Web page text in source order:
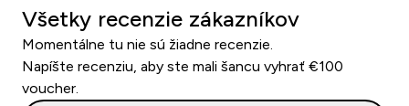
Všetky recenzie zákazníkov
Momentálne tu nie sú žiadne recenzie.
Napíšte recenziu, aby ste mali šancu vyhrať €100
voucher.